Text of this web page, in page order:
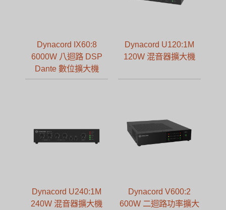
Dynacord IX60:8
6000W 八迴路 DSP
Dante 數位擴大機
Dynacord U120:1M
120W 混音器擴大機
Dynacord U240:1M
240W 混音器擴大機
Dynacord V600:2
600W 二迴路功率擴大